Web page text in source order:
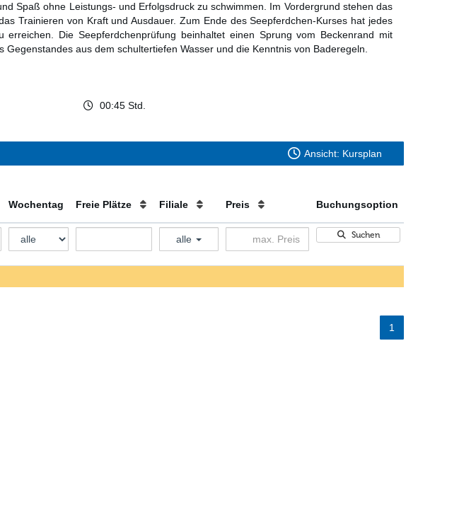
Spaß ohne Leistungs- und Erfolgsdruck zu schwimmen. Im Vordergrund stehen das
Trainieren von Kraft und Ausdauer. Zum Ende des Seepferdchen-Kurses hat jedes
erreichen. Die Seepferdchenprüfung beinhaltet einen Sprung vom Beckenrand mit
aus dem schultertiefen Wasser und die Kenntnis von Baderegeln.
00:45 Std.
Ansicht: Kursplan
Wochentag Freie Plätze Filiale Preis Buchungsoption
alle Suchen
1